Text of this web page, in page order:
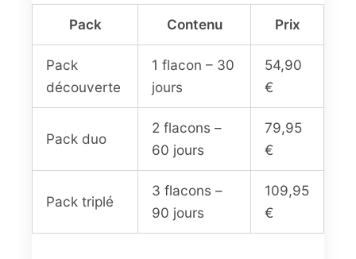
Pack Contenu Prix
Pack
découverte
1 flacon – 30
jours
54,90
€
Pack duo
2 flacons –
60 jours
79,95
€
Pack triplé
3 flacons –
90 jours
109,95
€